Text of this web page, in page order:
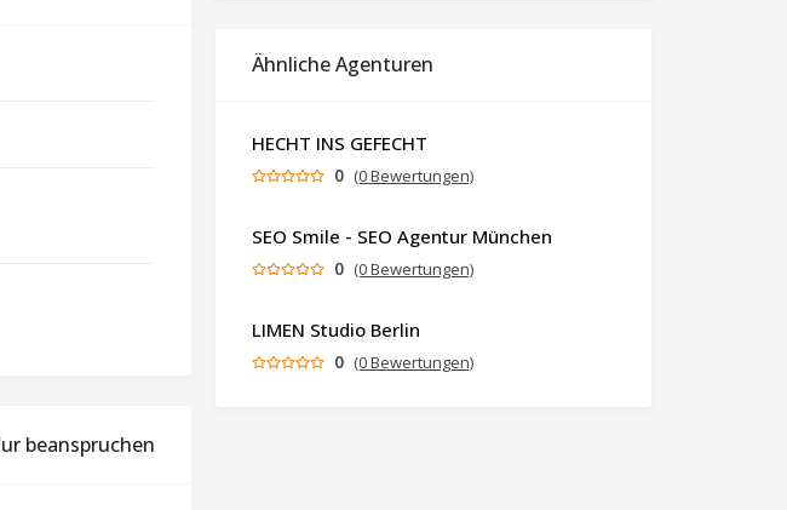
beanspruchen
Ähnliche Agenturen
HECHT INS GEFECHT
0 (0 Bewertungen)
SEO Smile - SEO Agentur München
0 (0 Bewertungen)
LIMEN Studio Berlin
0 (0 Bewertungen)